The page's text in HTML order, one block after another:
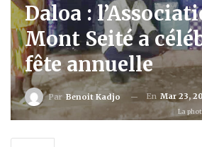
Daloa :
Mont Seité a
fête annuelle
Par Benoit Kadjo En Mar 23,
La